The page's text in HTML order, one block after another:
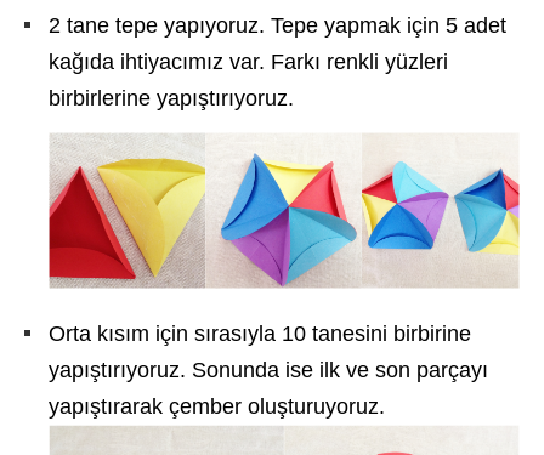
2 tane tepe yapıyoruz. Tepe yapmak için 5 adet
kağıda ihtiyacımız var. Farkı renkli yüzleri
birbirlerine yapıştırıyoruz.
Orta kısım için sırasıyla 10 tanesini birbirine
yapıştırıyoruz. Sonunda ise ilk ve son parçayı
yapıştırarak çember oluşturuyoruz.